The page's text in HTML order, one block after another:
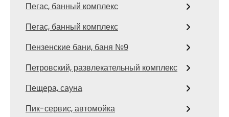
Пегас, банный комплекс
Пегас, банный комплекс
Пензенские бани, баня №9
Петровский, развлекательный комплекс
Пещера, сауна
Пик-сервис, автомойка